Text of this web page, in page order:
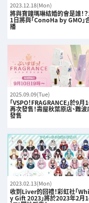
2023.12.18(Mon)
將與寶鐘瑪琳結婚的會是誰！
1日將與「ConoHa by GMO」
播
2025.09.09(Tue)
「VSPO！FRAGRANCE」於9
再次發售！壽屋秋葉原店、難
發售
2023.02.13(Mon)
收到Liver的回禮！彩虹社「
y Gift 2023」將於2023年2月